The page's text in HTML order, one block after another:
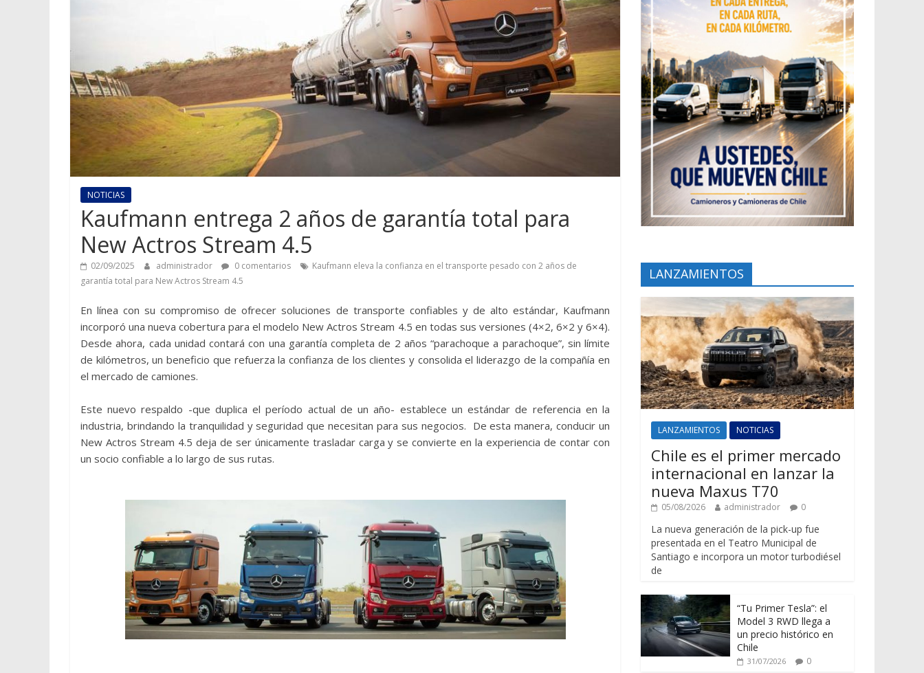
NOTICIAS
Kaufmann entrega 2 años de garantía total para
New Actros Stream 4.5
02/09/2025 administrador 0 comentarios
Kaufmann eleva la confianza en el transporte pesado con 2 años de
garantía total para New Actros Stream 4.5
En línea con su compromiso de ofrecer soluciones de transporte confiables y de alto estándar, Kaufmann
incorporó una nueva cobertura para el modelo New Actros Stream 4.5 en todas sus versiones (4×2, 6×2 y 6×4).
Desde ahora, cada unidad contará con una garantía completa de 2 años “parachoque a parachoque”, sin límite
de kilómetros, un beneficio que refuerza la confianza de los clientes y consolida el liderazgo de la compañía en
el mercado de camiones.
Este nuevo respaldo -que duplica el período actual de un año- establece un estándar de referencia en la
industria, brindando la tranquilidad y seguridad que necesitan para sus negocios. De esta manera, conducir un
New Actros Stream 4.5 deja de ser únicamente trasladar carga y se convierte en la experiencia de contar con
un socio confiable a lo largo de sus rutas.
LANZAMIENTOS
LANZAMIENTOS NOTICIAS
Chile es el primer mercado
internacional en lanzar la
nueva Maxus T70
05/08/2026 administrador 0
La nueva generación de la pick-up fue
presentada en el Teatro Municipal de
Santiago e incorpora un motor turbodiésel
de
“Tu Primer Tesla”: el
Model 3 RWD llega a
un precio histórico en
Chile
31/07/2026 0